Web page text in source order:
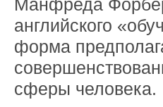
английского
форма
сферы человека.